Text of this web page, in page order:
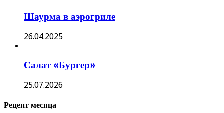
Шаурма в аэрогриле
26.04.2025
Салат «Бургер»
25.07.2026
Рецепт месяца